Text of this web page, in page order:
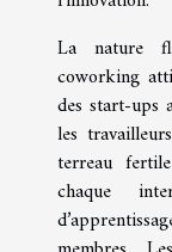
La nature
coworking
des start-ups
les
terreau
chaque